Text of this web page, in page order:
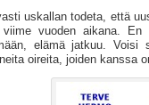
uskallan todeta, että
viime vuoden aikana.
elämä jatkuu.
oireita, joiden kanssa